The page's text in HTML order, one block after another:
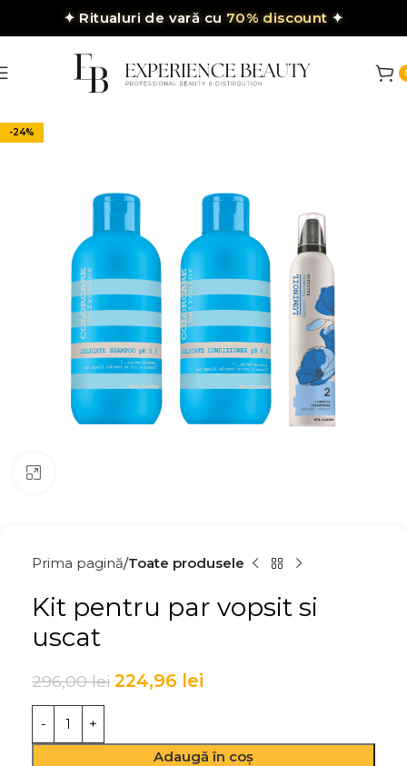
✦ Ritualuri de vară cu 70% discount ✦
-24%
Prima pagină Toate produsele
Kit pentru par vopsit si
uscat
296,00lei 224,96 lei
Adaugă în coș